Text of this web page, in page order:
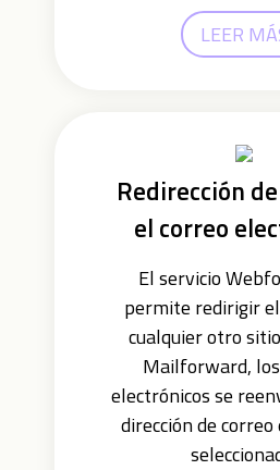
LEER
Redirección
el correo
El servicio
permite redirigir
cualquier otro
Mailforward,
electrónicos se
dirección de